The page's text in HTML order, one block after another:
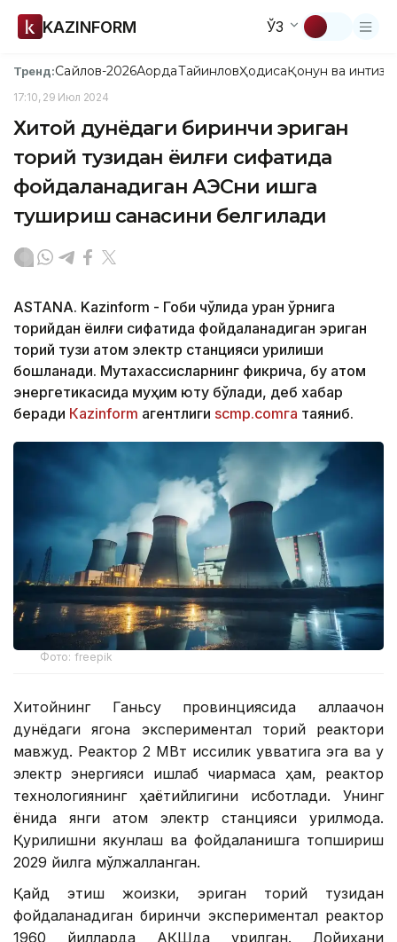
KAZINFORM ЎЗ
Тренд:Сайлов-2026АқордаТайинловҲодисаҚонун ва
17:10, 29 Июл 2024
Хитой дунёдаги биринчи эриган
торий тузидан ёқилғи сифатида
фойдаланадиган АЭСни ишга
тушириш санасини белгилади
ASTANA. Kazinform - Гоби чўлида уран ўрнига
торийдан ёқилғи сифатида фойдаланадиган эриган
торий тузи атом электр станцияси қурилиши
бошланади. Мутахассисларнинг фикрича, бу атом
энергетикасида муҳим ютуқ бўлади, деб хабар
беради Кazinform агентлиги scmp.comга таяниб.
Фото: freepik
Хитойнинг Ганьсу провинциясида аллақачон
дунёдаги ягона экспериментал торий реактори
мавжуд. Реактор 2 МВт иссиқлик қувватига эга ва у
электр энергияси ишлаб чиқармаса ҳам, реактор
технологиянинг ҳаётийлигини исботлади. Унинг
ёнида янги атом электр станцияси қурилмоқда.
Қурилишни якунлаш ва фойдаланишга топшириш
2029 йилга мўлжалланган.
Қайд этиш жоизки, эриган торий тузидан
фойдаланадиган биринчи экспериментал реактор
1960 йилларда АҚШда қурилган. Лойиҳани